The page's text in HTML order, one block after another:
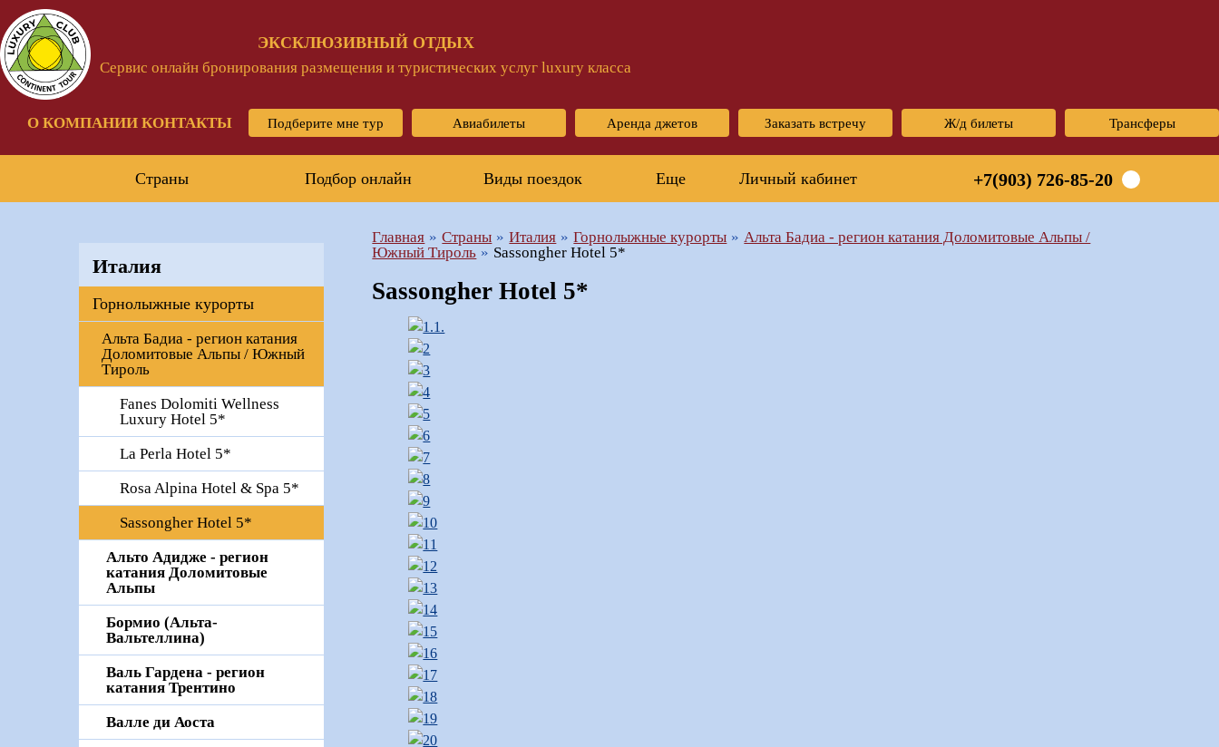
ЭКСКЛЮЗИВНЫЙ ОТДЫХ
Сервис онлайн бронирования размещения и туристических услуг luxury класса
О КОМПАНИИ КОНТАКТЫ Подберите мне тур Авиабилеты Аренда джетов Заказать встречу Ж/д билеты Трансферы
Страны Подбор онлайн Виды поездок Еще Личный кабинет +7(903) 726-85-20
Главная Страны Италия Горнолыжные курорты
Альта Бадиа - регион катания Доломитовые Альпы /
Южный Тироль
Sassongher Hotel 5*
Sassongher Hotel 5*
Италия
Горнолыжные курорты
Альта Бадиа - регион катания
Доломитовые Альпы / Южный
Тироль
Fanes Dolomiti Wellness
Luxury Hotel 5*
La Perla Hotel 5*
Rosa Alpina Hotel & Spa 5*
Sassongher Hotel 5*
Альто Адидже - регион
катания Доломитовые
Альпы
Бормио (Альта-
Вальтеллина)
Валь Гардена - регион
катания Трентино
Валле ди Аоста